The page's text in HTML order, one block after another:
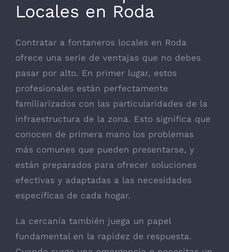
Locales en Roda
Contratar a fontaneros locales en Roda
ofrece una serie de ventajas que no debes
pasar por alto. En primer lugar, estos
profesionales están perfectamente
familiarizados con las particularidades de la
infraestructura de la zona. Esto significa que
conocen de primera mano los problemas
más comunes que pueden presentarse, y
están preparados para ofrecer soluciones
efectivas y adaptadas a las necesidades
específicas de cada hogar.
La cercanía también juega un papel
fundamental en la rapidez de respuesta.